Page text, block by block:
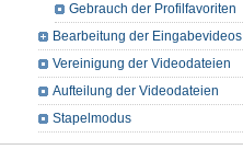
Gebrauch der Profilfavoriten
Bearbeitung der Eingabevideos
Vereinigung der Videodateien
Aufteilung der Videodateien
Stapelmodus